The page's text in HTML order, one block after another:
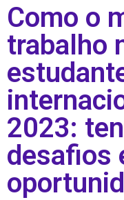
Como o
trabalho
2023:
desafios